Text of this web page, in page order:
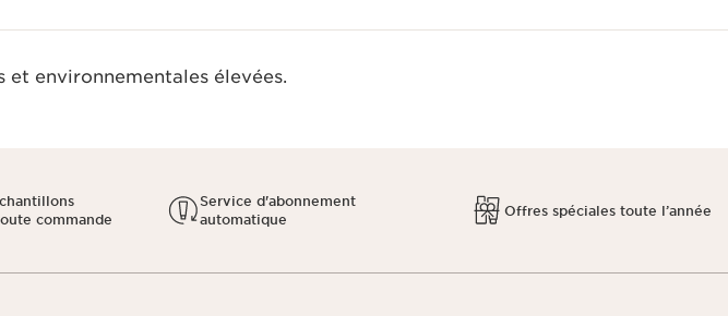
environnementales élevées.
commande
Service d'abonnement
automatique
Offres spéciales toute l’année